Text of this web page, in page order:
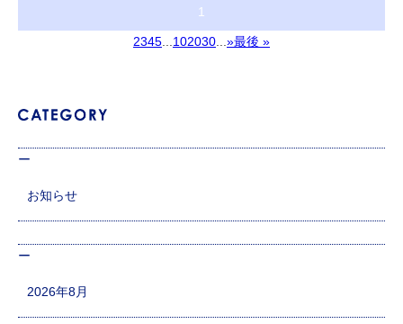
1
2345 102030 »最後 »
お知らせ
2026年8月